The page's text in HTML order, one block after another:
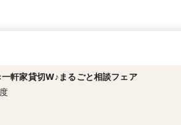
一軒家貸切W♪まるごと相談フェア